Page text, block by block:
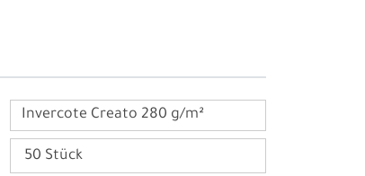
Invercote Creato 280 g/m²